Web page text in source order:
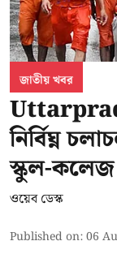
জাতীয় খবর
নির্বিঘ্ন
স্কুল-কলেজ
ওয়েব ডেস্ক
Published on:06